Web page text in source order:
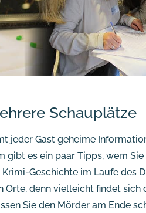
Schauplätze
jeder Gast geheime
gibt es ein paar Tipps, wem
Geschichte im Laufe des
Orte, denn vielleicht findet sich
Sie den Mörder am Ende